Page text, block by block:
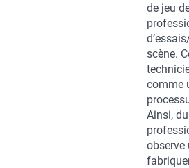
de jeu
scène.
comme
Ainsi,
observe